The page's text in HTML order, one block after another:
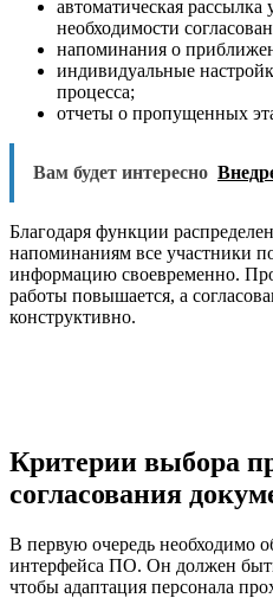
автоматическая
необходимости
напоминания о
индивидуальные
процесса;
отчеты о пропущенных
Вам будет интересно
Благодаря функции
напоминаниям все участники
информацию своевременно.
работы повышается, а
конструктивно.
Критерии выбора
согласования
В первую очередь необходимо
интерфейса ПО. Он должен
чтобы адаптация персонала